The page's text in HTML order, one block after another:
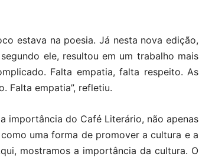
estava na poesia. Já nesta nova edição,
ele, resultou em um trabalho mais
Falta empatia, falta respeito. As
Falta empatia”, refletiu.
importância do Café Literário, não apenas
uma forma de promover a cultura e a
mostramos a importância da cultura. O